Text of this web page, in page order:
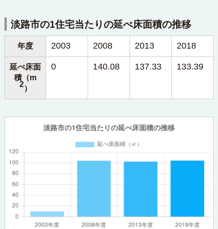
淡路市の1住宅当たりの延べ床面積の推移
年度 2003 2008 2013 2018
延べ床面
積（m
2）
0 140.08 137.33 133.39